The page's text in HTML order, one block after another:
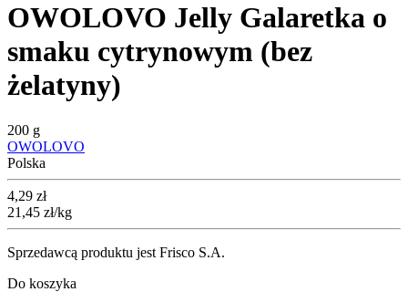
OWOLOVO Jelly Galaretka o
smaku cytrynowym (bez
żelatyny)
200 g
OWOLOVO
Polska
Cena
4,29 zł
21,45 zł/kg
Sprzedawcą produktu jest Frisco S.A.
Do koszyka